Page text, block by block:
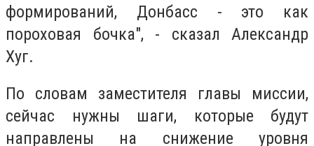
формирований, Донбасс - это как
пороховая бочка", - сказал Александр
Хуг.
По словам заместителя главы миссии,
сейчас нужны шаги, которые будут
направлены на снижение уровня